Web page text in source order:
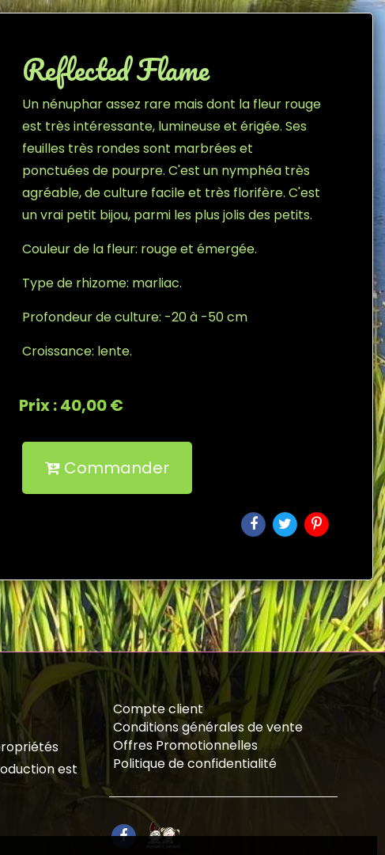
Reflected Flame
Un nénuphar assez rare mais dont la fleur rouge
est très intéressante, lumineuse et érigée. Ses
feuilles très rondes sont marbrées et
ponctuées de pourpre. C'est un nymphéa très
agréable, de culture facile et très florifère. C'est
un vrai petit bijou, parmi les plus jolis des petits.
Couleur de la fleur: rouge et émergée.
Type de rhizome: marliac.
Profondeur de culture: -20 à -50 cm
Croissance: lente.
Prix : 40,00 €
Commander
est
Compte client
Conditions générales de vente
Offres Promotionnelles
Politique de confidentialité